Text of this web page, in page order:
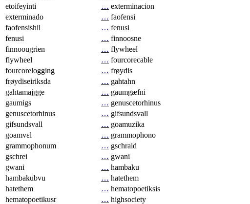
etoifeyinti
… exterminacion
exterminado
… faofensi
faofensishil
… fenusi
fenusi
… finnoosne
finnoougrien
… flywheel
flywheel
… fourcorecable
fourcorelogging
… frøydis
frøydiseiriksda
… gahtahn
gahtamajgge
… gaumgæfni
gaumigs
… genuscetorhinus
genuscetorhinus
… gifsundsvall
gifsundsvall
… goamuzika
goamvɛl
… grammophono
grammophonum
… gschraid
gschrei
… gwani
gwani
… hambaku
hambakubvu
… hatethem
hatethem
… hematopoetiksis
hematopoetikusr
… highsociety